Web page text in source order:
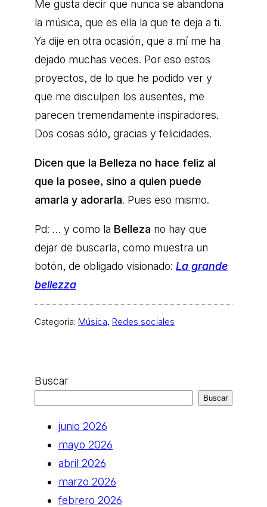
Me gusta decir que nunca se abandona
la música, que es ella la que te deja a ti.
Ya dije en otra ocasión, que a mí me ha
dejado muchas veces. Por eso estos
proyectos, de lo que he podido ver y
que me disculpen los ausentes, me
parecen tremendamente inspiradores.
Dos cosas sólo, gracias y felicidades.
Dicen que la Belleza no hace feliz al
que la posee, sino a quien puede
amarla y adorarla. Pues eso mismo.
Pd: … y como la Belleza no hay que
dejar de buscarla, como muestra un
botón, de obligado visionado: La grande
bellezza
Categoría: Música, Redes sociales
Buscar
Buscar
junio 2026
mayo 2026
abril 2026
marzo 2026
febrero 2026